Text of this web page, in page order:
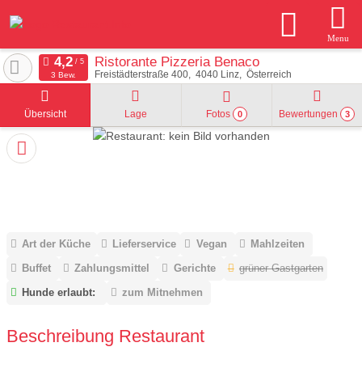
Menu
Ristorante Pizzeria Benaco
Freistädterstraße 400 4040 Linz Österreich
3 Bew.
Übersicht Lage Fotos 0 Bewertungen 3
Art der Küche Lieferservice Vegan
Mahlzeiten
Buffet
Zahlungsmittel Gerichte
grüner Gastgarten
Hunde erlaubt:
zum Mitnehmen
Beschreibung Restaurant